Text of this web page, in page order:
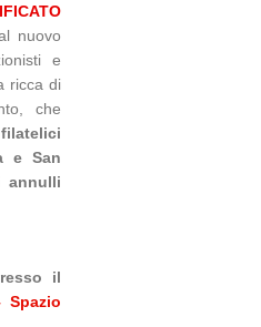
nuovo
e
ricca di
che
e San
annulli
il
Spazio